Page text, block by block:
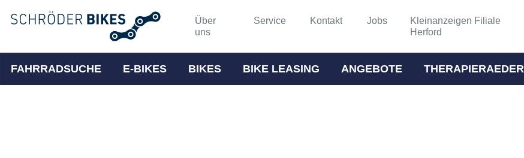
Über
uns
Service Kontakt Jobs
Kleinanzeigen Filiale
Herford
FAHRRADSUCHE E-BIKES BIKES BIKE LEASING ANGEBOTE THERAPIERAEDER